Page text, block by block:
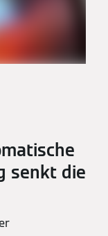
senkt die